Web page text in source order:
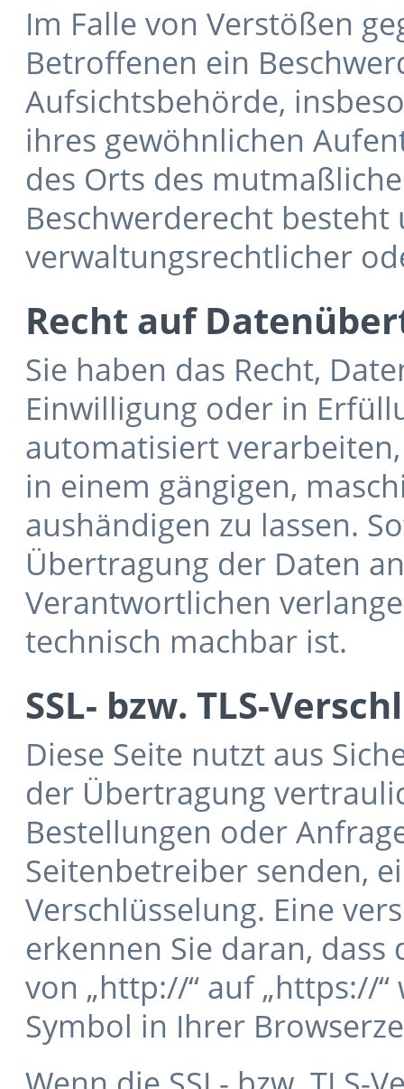
Im Falle von Verstößen
Betroffenen ein
Aufsichtsbehörde,
ihres gewöhnlichen
des Orts des
Beschwerderecht
verwaltungsrechtlicher
Recht auf
Sie haben das Recht,
Einwilligung oder in
automatisiert
in einem gängigen,
aushändigen zu lassen.
Übertragung der Daten
Verantwortlichen
technisch machbar ist.
SSL- bzw. TLS-
Diese Seite nutzt aus
der Übertragung
Bestellungen oder
Seitenbetreiber senden,
Verschlüsselung. Eine
erkennen Sie daran, dass
von „http://“ auf „https://
Symbol in Ihrer